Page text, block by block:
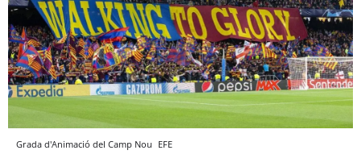
Grada d'Animació del Camp Nou EFE